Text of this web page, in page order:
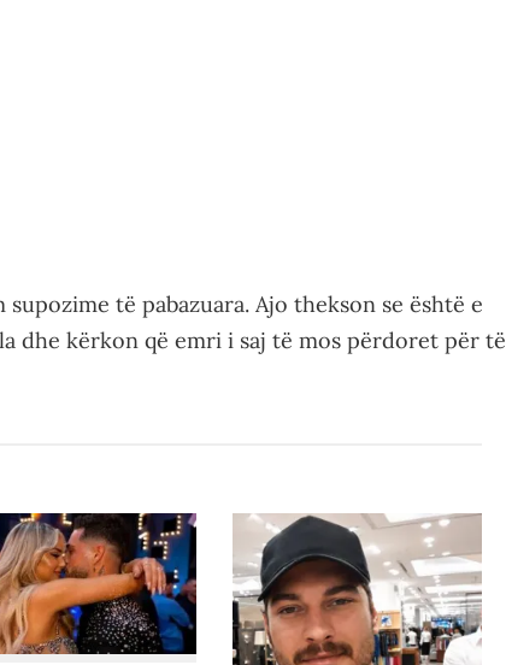
të pabazuara. Ajo thekson se është e
dhe kërkon që emri i saj të mos përdoret për të